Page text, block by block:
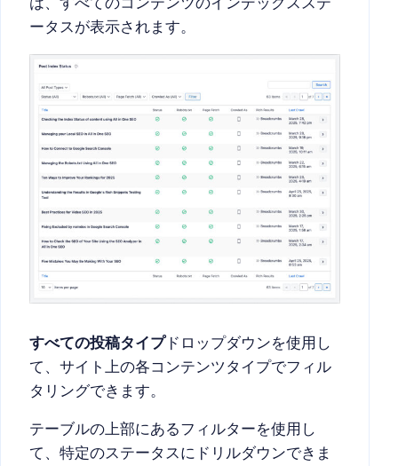
は、すべてのコンテンツのインデックスステ
ータスが表示されます。
すべての投稿タイプ ドロップダウンを使用し
て、サイト上の各コンテンツタイプでフィル
タリングできます。
テーブルの上部にあるフィルターを使用し
て、特定のステータスにドリルダウンできま